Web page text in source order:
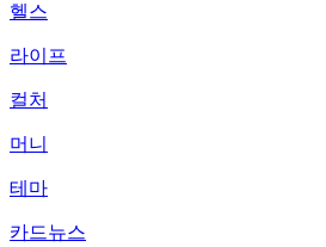
헬스
라이프
컬처
머니
테마
카드뉴스